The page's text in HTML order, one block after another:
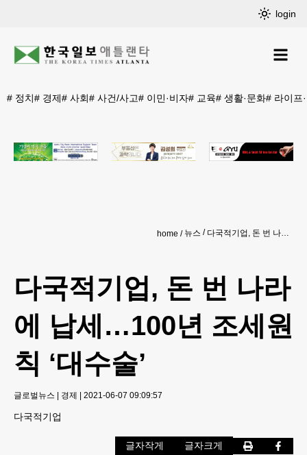
login
# 정치# 경제# 사회# 사건/사고# 이민·비자# 교육# 생활·문화# 라이프
home 뉴스 다국적기업, 돈 번 나라에 납세…100년 조세원칙 ‘대수술’
다국적기업, 돈 번 나라
에 납세…100년 조세원
칙 ‘대수술’
글로벌뉴스 | 경제 | 2021-06-07 09:09:57
다국적기업
글자작게 글자크게